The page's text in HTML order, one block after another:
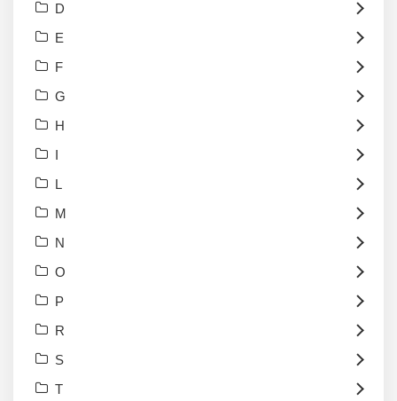
D
E
F
G
H
I
L
M
N
O
P
R
S
T